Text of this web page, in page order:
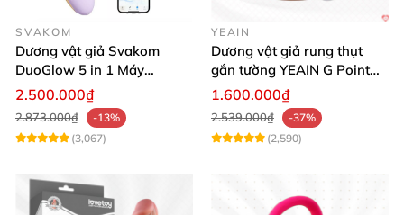
SVAKOM
Dương vật giả Svakom
DuoGlow 5 in 1 Máy
Massage Điểm G & Âm Vật
Điều Khiển App
2.500.000₫
2.873.000₫
-13%
(3,067)
YEAIN
Dương vật giả rung thụt
gắn tường YEAIN G Point
siêu thực điều khiển từ xa
1.600.000₫
2.539.000₫
-37%
(2,590)